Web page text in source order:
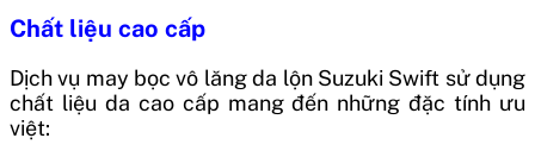
Chất liệu cao cấp
Dịch vụ may bọc vô lăng da lộn Suzuki Swift sử dụng
chất liệu da cao cấp mang đến những đặc tính ưu
việt: